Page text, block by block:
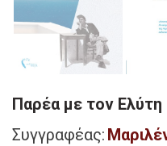
Παρέα με τον Ελύτη
Συγγραφέας: